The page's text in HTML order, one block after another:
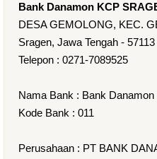
Bank Danamon KCP
DESA GEMOLONG, KEC.
Sragen, Jawa Tengah - 57113
Telepon : 0271-7089525
Nama Bank : Bank Danamon
Kode Bank : 011
Perusahaan : PT BANK